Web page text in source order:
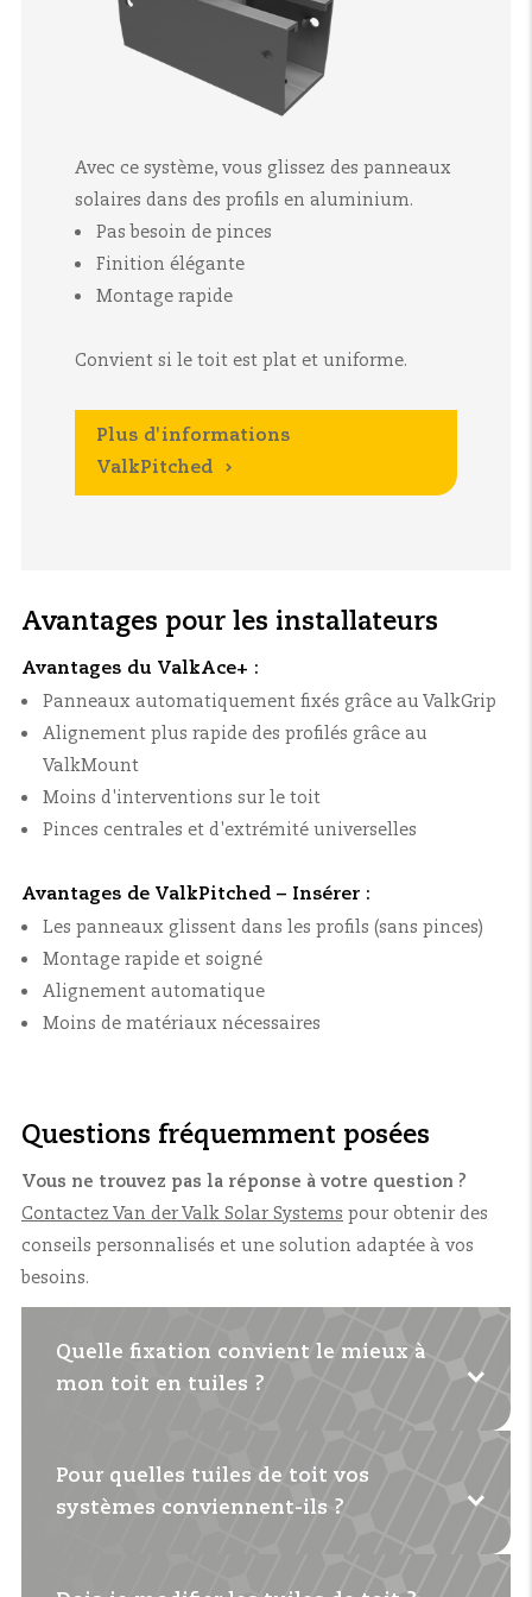
Avec ce système, vous glissez des panneaux
solaires dans des profils en aluminium.
Pas besoin de pinces
Finition élégante
Montage rapide
Convient si le toit est plat et uniforme.
Plus d'informations
ValkPitched
Avantages pour les installateurs
Avantages du ValkAce+ :
Panneaux automatiquement fixés grâce au ValkGrip
Alignement plus rapide des profilés grâce au
ValkMount
Moins d'interventions sur le toit
Pinces centrales et d'extrémité universelles
Avantages de ValkPitched – Insérer :
Les panneaux glissent dans les profils (sans pinces)
Montage rapide et soigné
Alignement automatique
Moins de matériaux nécessaires
Questions fréquemment posées
Vous ne trouvez pas la réponse à votre question ?
Contactez Van der Valk Solar Systems pour obtenir des
conseils personnalisés et une solution adaptée à vos
besoins.
Quelle fixation convient le mieux à
mon toit en tuiles ?
Cela dépend du type de tuile et de la
construction du toit. Dans la plupart des cas,
Pour quelles tuiles de toit vos
systèmes conviennent-ils ?